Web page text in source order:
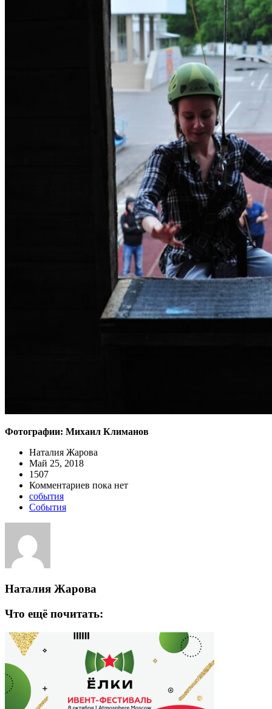
Фотографии: Михаил Климанов
Наталия Жарова
Май 25, 2018
1507
Комментариев пока нет
события
События
Наталия Жарова
Что ещё почитать: